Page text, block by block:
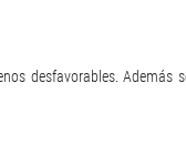
desfavorables. Además